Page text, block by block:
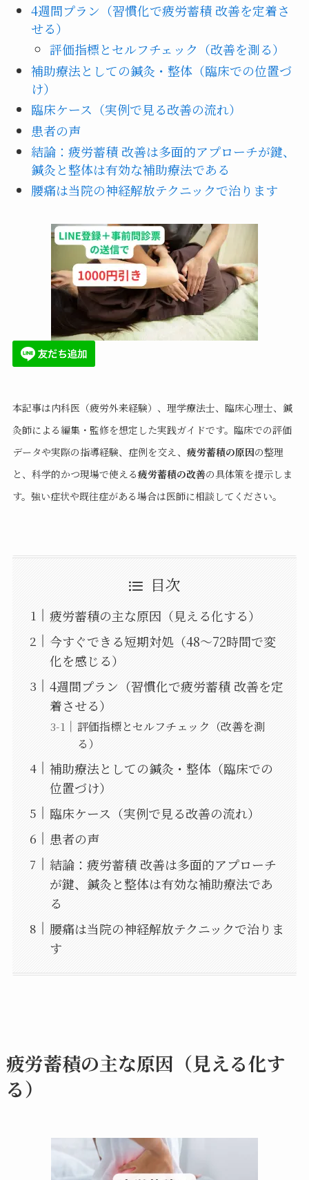
4週間プラン（習慣化で疲労蓄積 改善を定着さ
せる）
評価指標とセルフチェック（改善を測る）
補助療法としての鍼灸・整体（臨床での位置づ
け）
臨床ケース（実例で見る改善の流れ）
患者の声
結論：疲労蓄積 改善は多面的アプローチが鍵、
鍼灸と整体は有効な補助療法である
腰痛は当院の神経解放テクニックで治ります
本記事は内科医（疲労外来経験）、理学療法士、臨床心理士、鍼
灸師による編集・監修を想定した実践ガイドです。臨床での評価
データや実際の指導経験、症例を交え、 疲労蓄積の原因の整理
と、科学的かつ現場で使える疲労蓄積の改善の具体策を提示しま
す。強い症状や既往症がある場合は医師に相談してください。
目次
疲労蓄積の主な原因（見える化する）
今すぐできる短期対処（48〜72時間で変
化を感じる）
4週間プラン（習慣化で疲労蓄積 改善を定
着させる）
評価指標とセルフチェック（改善を測
る）
補助療法としての鍼灸・整体（臨床での
位置づけ）
臨床ケース（実例で見る改善の流れ）
患者の声
結論：疲労蓄積 改善は多面的アプローチ
が鍵、鍼灸と整体は有効な補助療法であ
る
腰痛は当院の神経解放テクニックで治りま
す
疲労蓄積の主な原因（見える化す
る）